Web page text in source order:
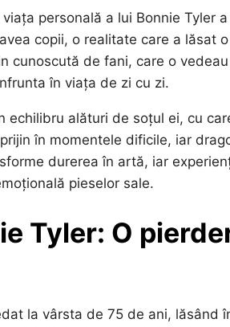
personală a lui Bonnie
copii, o realitate care a lăsat
cunoscută de fani, care o
în viața de zi cu zi.
echilibru alături de soțul ei, cu
în momentele dificile, iar
durerea în artă, iar
pieselor sale.
Tyler: O
la vârsta de 75 de ani, lăsând